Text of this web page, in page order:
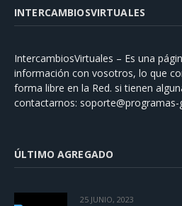
INTERCAMBIOSVIRTUALES
IntercambiosVirtuales – Es una
información con vosotros, lo que
forma libre en la Red. si tienen
contactarnos: soporte@programas-
ÚLTIMO AGREGADO
25 JUNIO, 2023